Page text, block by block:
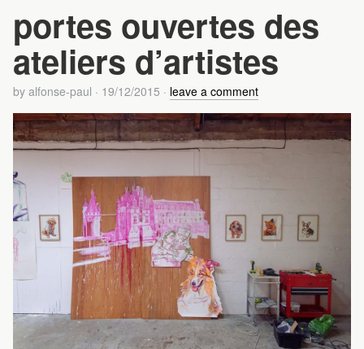
portes ouvertes des
ateliers d’artistes
by alfonse-paul · 19/12/2015 · leave a comment